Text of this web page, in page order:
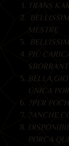
TRANS
MESTRE
PIÙ
ÚNICA
?PER
?ANCHE
PORCA